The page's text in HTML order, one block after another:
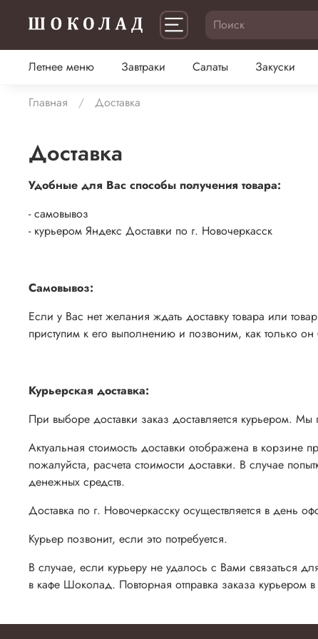
Летнее меню
Завтраки Салаты Закуски
Главная Доставка
Доставка
Удобные для Вас способы получения товара:
- самовывоз
- курьером Яндекс Доставки по г. Новочеркасск
Самовывоз:
Если у Вас нет желания ждать доставку товара или
приступим к его выполнению и позвоним, как только он
Курьерская доставка:
При выборе доставки заказ доставляется курьером.
Актуальная стоимость доставки отображена в
пожалуйста, расчета стоимости доставки. В случае
денежных средств.
Доставка по г. Новочеркасску осуществляется в день
Курьер позвонит, если это потребуется.
В случае, если курьеру не удалось с Вами связаться
в кафе Шоколад. Повторная отправка заказа курьером